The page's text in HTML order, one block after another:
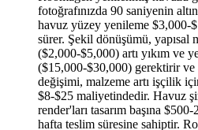
fotoğrafınızda 90 saniyenin
havuz yüzey yenileme $3,000-
sürer. Şekil dönüşümü, yapısal
($2,000-$5,000) artı yıkım ve
($15,000-$30,000) gerektirir ve
değişimi, malzeme artı işçilik
$8-$25 maliyetindedir. Havuz
render'ları tasarım başına
hafta teslim süresine sahiptir.